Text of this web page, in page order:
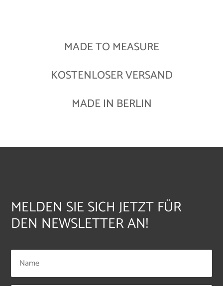
MADE TO MEASURE
KOSTENLOSER VERSAND
MADE IN BERLIN
MELDEN SIE SICH JETZT FÜR
DEN NEWSLETTER AN!